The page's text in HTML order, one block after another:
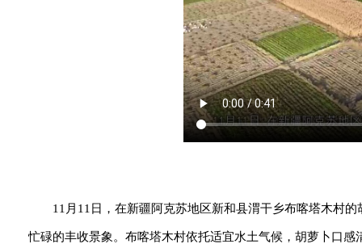
11月11日，在新疆阿克苏地区新和县渭干乡布喀塔木村
忙碌的丰收景象。布喀塔木村依托适宜水土气候，胡萝卜口